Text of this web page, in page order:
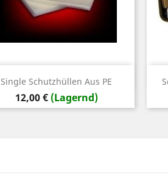
Single Schutzhüllen Aus PE
Preis
12,00 € (Lagernd)
Vorschau